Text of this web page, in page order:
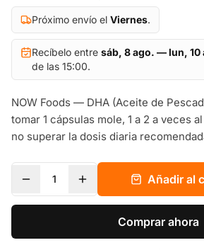
Próximo envío el Viernes.
Recíbelo entre sáb, 8 ago. — lun, 10
de las 15:00.
NOW Foods — DHA (Aceite de
tomar 1 cápsulas mole, 1 a 2 a veces
no superar la dosis diaria
1 Añadir al
Comprar ahora